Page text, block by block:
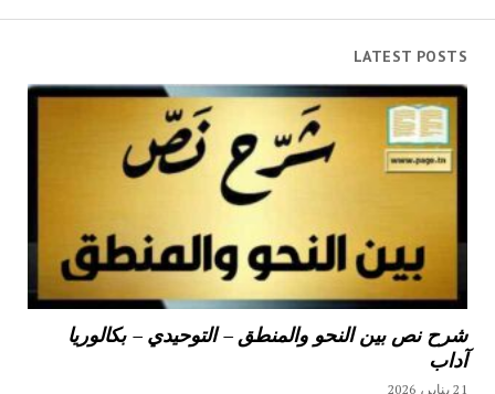
LATEST POSTS
شرح نص بين النحو والمنطق – التوحيدي – بكالوريا
آداب
21 يناير، 2026